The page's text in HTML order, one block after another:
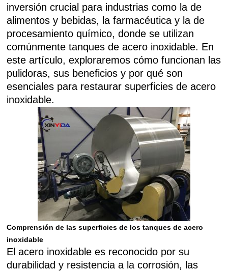
inversión crucial para industrias como la de
alimentos y bebidas, la farmacéutica y la de
procesamiento químico, donde se utilizan
comúnmente tanques de acero inoxidable. En
este artículo, exploraremos cómo funcionan las
pulidoras, sus beneficios y por qué son
esenciales para restaurar superficies de acero
inoxidable.
Comprensión de las superficies de los tanques de acero
inoxidable
El acero inoxidable es reconocido por su
durabilidad y resistencia a la corrosión, las